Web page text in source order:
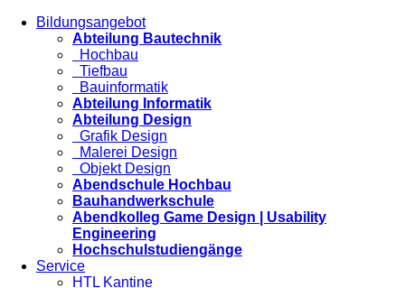
Bildungsangebot
Abteilung Bautechnik
Hochbau
Tiefbau
Bauinformatik
Abteilung Informatik
Abteilung Design
Grafik Design
Malerei Design
Objekt Design
Abendschule Hochbau
Bauhandwerkschule
Abendkolleg Game Design | Usability
Engineering
Hochschulstudiengänge
Service
HTL Kantine